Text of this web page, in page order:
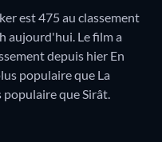
est 475 au classement
aujourd'hui. Le film a
depuis hier En
populaire que La
populaire que Sirât.